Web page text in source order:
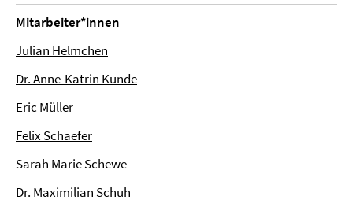
Mitarbeiter*innen
Julian Helmchen
Dr. Anne-Katrin Kunde
Eric Müller
Felix Schaefer
Sarah Marie Schewe
Dr. Maximilian Schuh